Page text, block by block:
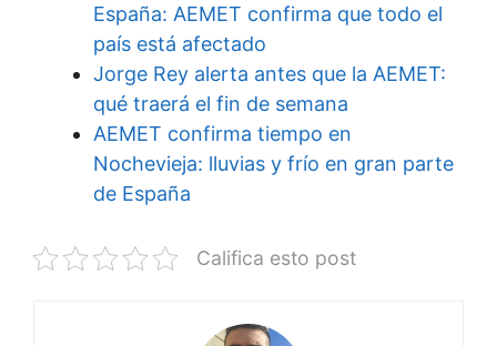
España: AEMET confirma que todo el
país está afectado
Jorge Rey alerta antes que la AEMET:
qué traerá el fin de semana
AEMET confirma tiempo en
Nochevieja: lluvias y frío en gran parte
de España
Califica esto post